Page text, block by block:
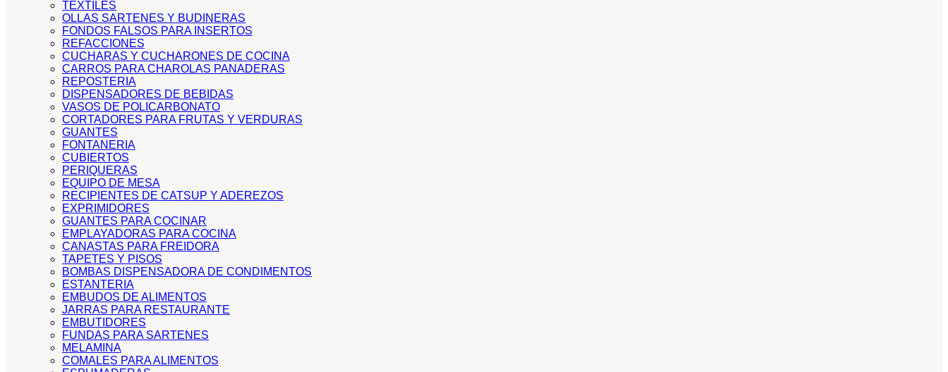
TEXTILES
OLLAS SARTENES Y BUDINERAS
FONDOS FALSOS PARA INSERTOS
REFACCIONES
CUCHARAS Y CUCHARONES DE COCINA
CARROS PARA CHAROLAS PANADERAS
REPOSTERIA
DISPENSADORES DE BEBIDAS
VASOS DE POLICARBONATO
CORTADORES PARA FRUTAS Y VERDURAS
GUANTES
FONTANERIA
CUBIERTOS
PERIQUERAS
EQUIPO DE MESA
RECIPIENTES DE CATSUP Y ADEREZOS
EXPRIMIDORES
GUANTES PARA COCINAR
EMPLAYADORAS PARA COCINA
CANASTAS PARA FREIDORA
TAPETES Y PISOS
BOMBAS DISPENSADORA DE CONDIMENTOS
ESTANTERIA
EMBUDOS DE ALIMENTOS
JARRAS PARA RESTAURANTE
EMBUTIDORES
FUNDAS PARA SARTENES
MELAMINA
COMALES PARA ALIMENTOS